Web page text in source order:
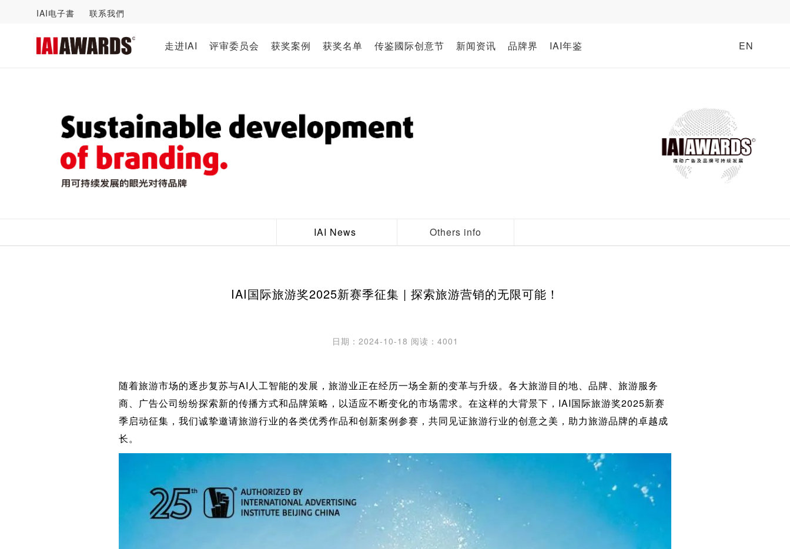
IAI电子書 联系我們
走进IAI 评审委员会 获奖案例 获奖名单 传鉴國际创意节 新闻资讯 品牌界 IAI年鉴 EN
IAI News Others info
IAI国际旅游奖2025新赛季征集 | 探索旅游营销的无限可能！
日期：2024-10-18 阅读：4001
随着旅游市场的逐步复苏与AI人工智能的发展，旅游业正在经历一场全新的变革与升级。各大旅游目的地、品牌、旅游服务
商、广告公司纷纷探索新的传播方式和品牌策略，以适应不断变化的市场需求。在这样的大背景下，IAI国际旅游奖2025新赛
季启动征集，我们诚挚邀请旅游行业的各类优秀作品和创新案例参赛，共同见证旅游行业的创意之美，助力旅游品牌的卓越成
长。